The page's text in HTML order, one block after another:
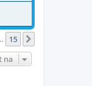
15
na